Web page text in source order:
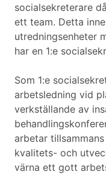
socialsekreterare
ett team. Detta
utredningsenheter
har en 1:e
Som 1:e
arbetsledning vid
verkställande av
arbetar
kvalitets- och
värna ett gott